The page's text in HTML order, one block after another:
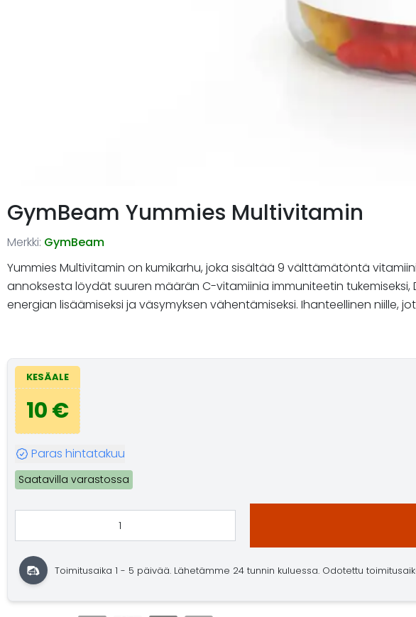
GymBeam Yummies Multivitamin
Merkki: GymBeam
Yummies Multivitamin on kumikarhu, joka sisältää 9 välttämätöntä
annoksesta löydät suuren määrän C-vitamiinia immuniteetin
energian lisäämiseksi ja väsymyksen vähentämiseksi. Ihanteellinen niille,
KESÄALE
10 €
Paras hintatakuu
Saatavilla varastossa
Toimitusaika 1 - 5 päivää. Lähetämme 24 tunnin kuluessa. Odotettu